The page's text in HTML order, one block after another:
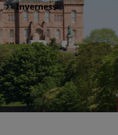
Inverness